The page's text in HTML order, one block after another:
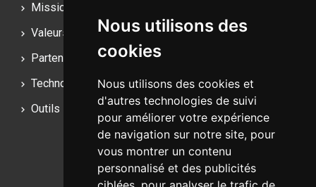
Nous utilisons des
cookies
Nous utilisons des cookies et
d'autres technologies de suivi
pour améliorer votre expérience
de navigation sur notre site, pour
vous montrer un contenu
personnalisé et des publicités
Mission
Valeurs
Partenaires
Technologies
Outils
Bruxelles - Bucarest